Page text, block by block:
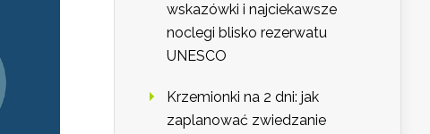
wskazówki i najciekawsze
noclegi blisko rezerwatu
UNESCO
Krzemionki na 2 dni: jak
zaplanować zwiedzanie